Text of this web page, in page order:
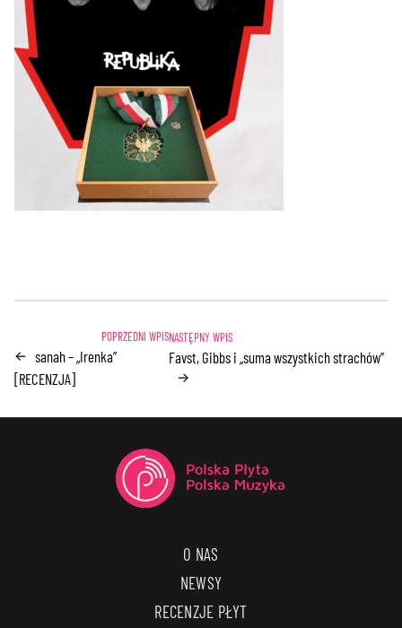
← sanah – „Irenka”
[RECENZJA]
Favst, Gibbs i „suma wszystkich strachów”
→
O NAS
NEWSY
RECENZJE PŁYT